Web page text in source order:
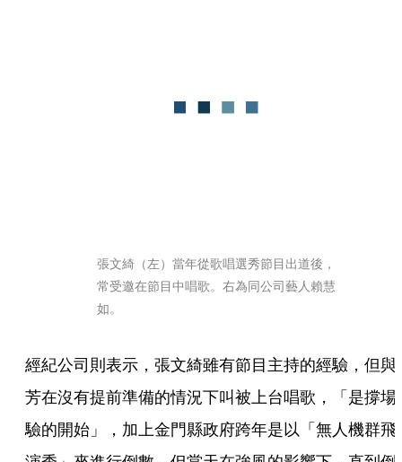
張文綺（左）當年從歌唱選秀節目出道後，
常受邀在節目中唱歌。右為同公司藝人賴慧
如。
經紀公司則表示，張文綺雖有節目主持的經驗，但與
芳在沒有提前準備的情況下叫被上台唱歌，「是撐場
驗的開始」，加上金門縣政府跨年是以「無人機群飛